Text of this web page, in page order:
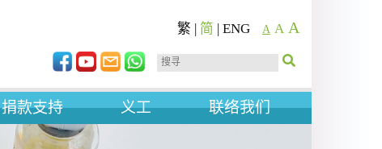
繁 | 简 | ENG A A A
捐款支持 义工 联络我们